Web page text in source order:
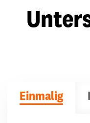
Einmalig